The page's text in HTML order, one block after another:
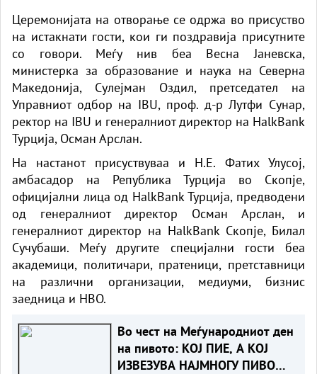
Церемонијата на отворање се одржа во присуство
на истакнати гости, кои ги поздравија присутните
со говори. Меѓу нив беа Весна Јаневска,
министерка за образование и наука на Северна
Македонија, Сулејман Оздил, претседател на
Управниот одбор на IBU, проф. д-р Лутфи Сунар,
ректор на IBU и генералниот директор на HalkBank
Турција, Осман Арслан.
На настанот присуствуваа и Н.Е. Фатих Улусој,
амбасадор на Република Турција во Скопје,
официјални лица од HalkBank Турција, предводени
од генералниот директор Осман Арслан, и
генералниот директор на HalkBank Скопје, Билал
Сучубаши. Меѓу другите специјални гости беа
академици, политичари, пратеници, претставници
на различни организации, медиуми, бизнис
заедница и НВО.
Во чест на Меѓународниот ден
на пивото: КОЈ ПИЕ, А КОЈ
ИЗВЕЗУВА НАЈМНОГУ ПИВО